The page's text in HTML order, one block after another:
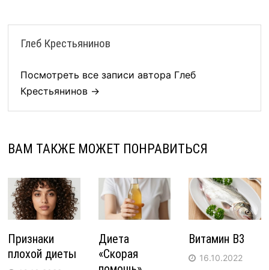
Глеб Крестьянинов
Посмотреть все записи автора Глеб
Крестьянинов →
ВАМ ТАКЖЕ МОЖЕТ ПОНРАВИТЬСЯ
Признаки
плохой диеты
Диета
«Скорая
Витамин B3
16.10.2022